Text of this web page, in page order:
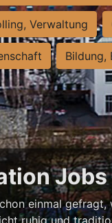
Verwaltung
Bildung,
einmal